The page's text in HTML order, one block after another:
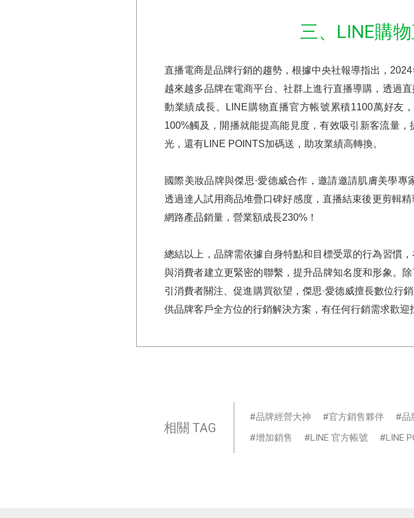
三、LINE購
直播電商是品牌行銷的趨勢，根據中央社報導指出，
越來越多品牌在電商平台、社群上進行直播導購，透過
動業績成長。LINE購物直播官方帳號累積1100萬好友
100%觸及，開播就能提高能見度，有效吸引新客流量
光，還有LINE POINTS加碼送，助攻業績高轉換。
國際美妝品牌與傑思·愛德威合作，邀請邀請肌膚美學
透過達人試用商品堆疊口碑好感度，直播結束後更剪輯
網路產品銷量，營業額成長230%！
總結以上，品牌需依據自身特點和目標受眾的行為習慣
與消費者建立更緊密的聯繫，提升品牌知名度和形象。
引消費者關注、促進購買欲望，傑思·愛德威擅長數位行
供品牌客戶全方位的行銷解決方案，有任何行銷需求歡迎
相關 TAG
品牌經營大神 官方銷售夥伴 品
增加銷售
LINE 官方帳號 LINE